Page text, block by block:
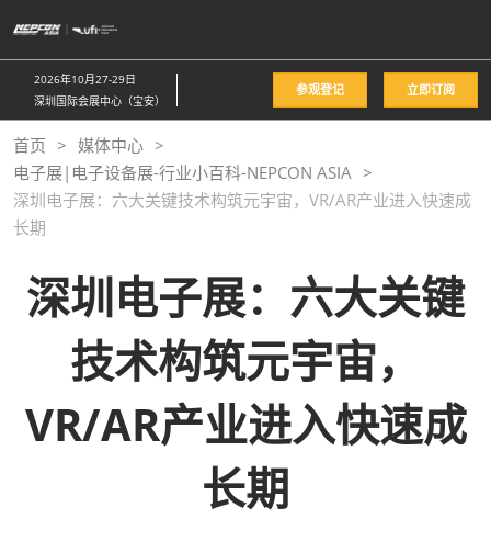
接
跳
至
内
容
2026年10月27-29日
深圳国际会展中心（宝安）
参观登记 立即订阅
首页
媒体中心
电子展|电子设备展-行业小百科-NEPCON ASIA
深圳电子展：六大关键技术构筑元宇宙，VR/AR产业进入快速成
长期
深圳电子展：六大关键
技术构筑元宇宙，
VR/AR产业进入快速成
长期